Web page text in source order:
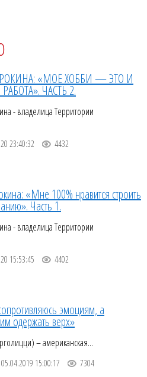
«МОЕ ХОББИ — ЭТО И
ЧАСТЬ 2.
- владелица Территории
23:40:32 4432
«Мне 100% нравится строить
Часть 1.
- владелица Территории
15:53:45 4402
эмоциям, а
одержать верх»
– американская...
05.04.2019 15:00:17 7304